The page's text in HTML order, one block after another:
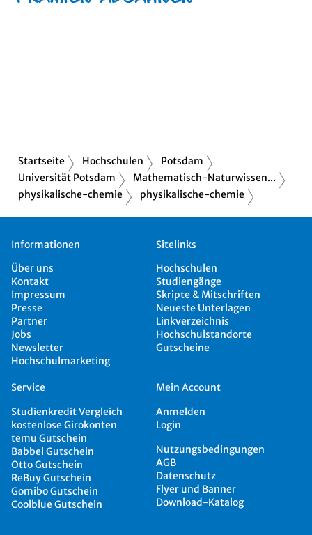
Startseite Hochschulen
Potsdam
Universität Potsdam
Mathematisch-Naturwissen...
physikalische-chemie
physikalische-chemie
Informationen
Über uns
Kontakt
Impressum
Presse
Partner
Jobs
Newsletter
Hochschulmarketing
Sitelinks
Hochschulen
Studiengänge
Skripte & Mitschriften
Neueste Unterlagen
Linkverzeichnis
Hochschulstandorte
Gutscheine
Service
Studienkredit Vergleich
kostenlose Girokonten
temu Gutschein
Babbel Gutschein
Otto Gutschein
ReBuy Gutschein
Gomibo Gutschein
Coolblue Gutschein
Mein Account
Anmelden
Login
Nutzungsbedingungen
AGB
Datenschutz
Flyer und Banner
Download-Katalog